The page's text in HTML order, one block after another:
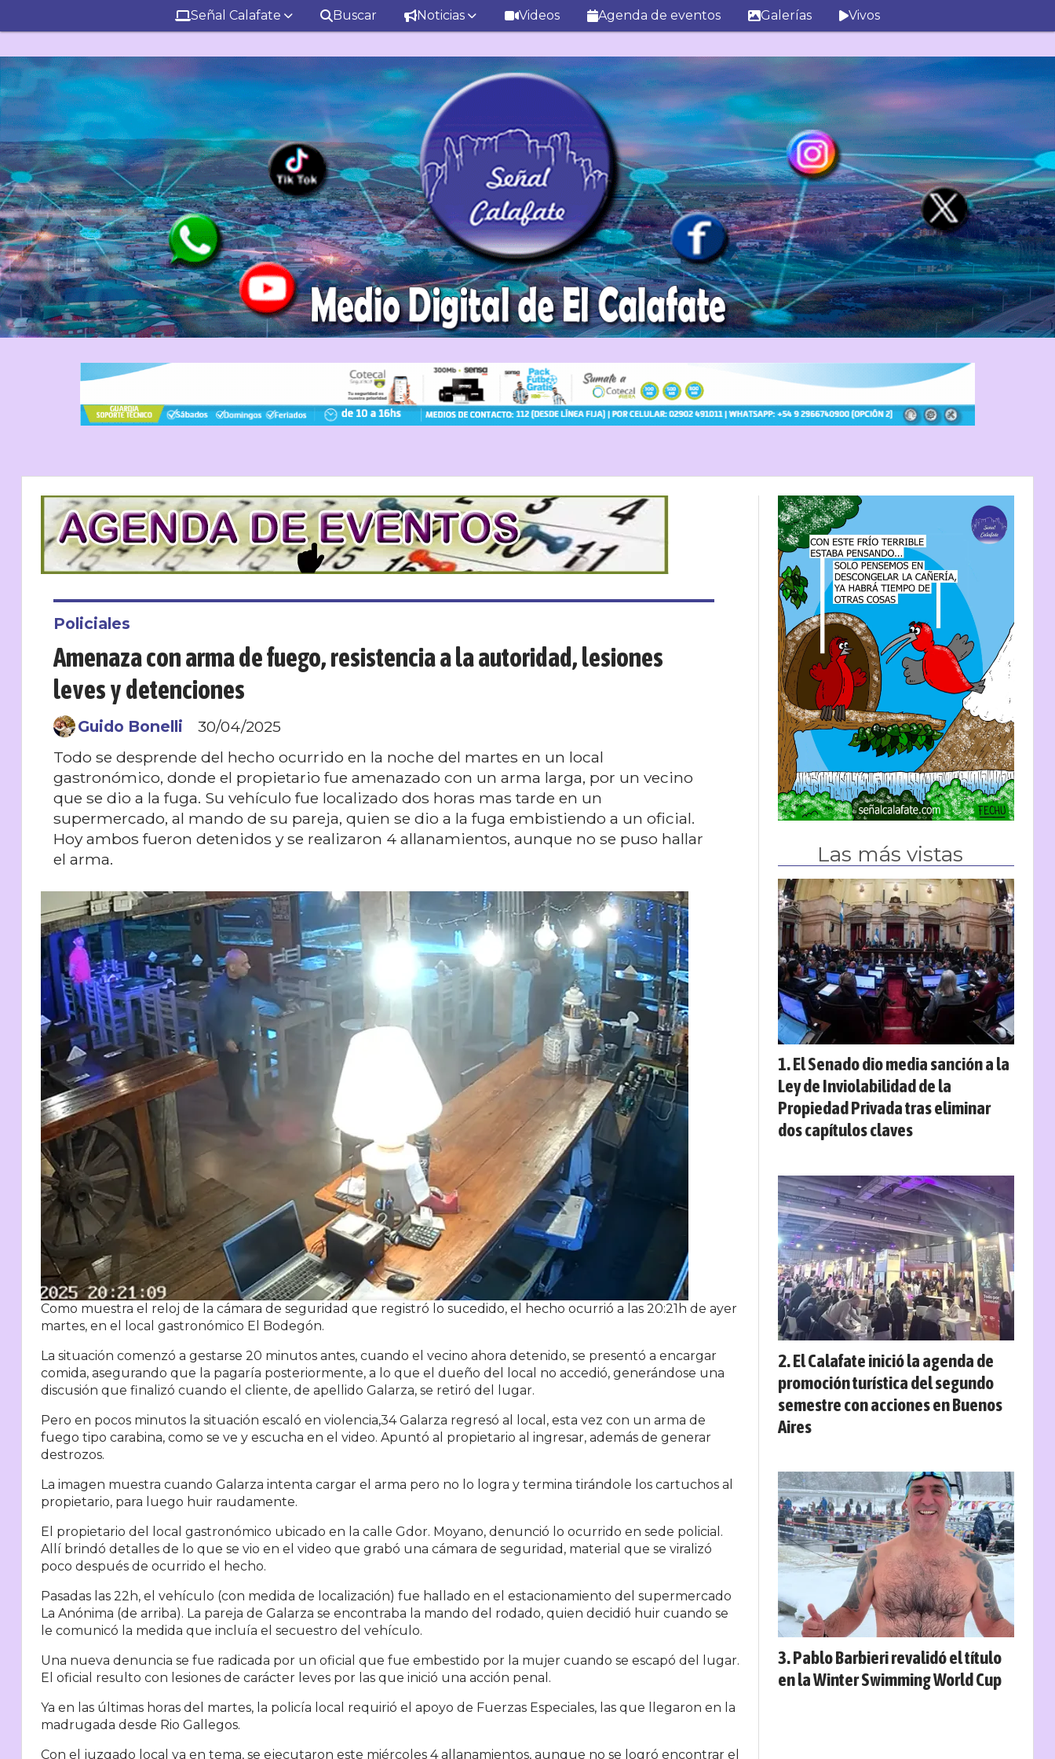
Señal Calafate Buscar Noticias Videos Agenda de eventos Galerías Vivos
Amenaza con arma de fuego, resistencia a la autoridad, lesiones
leves y detenciones
Todo se desprende del hecho ocurrido en la noche del martes en un local
gastronómico, donde el propietario fue amenazado con un arma larga, por un vecino
que se dio a la fuga. Su vehículo fue localizado dos horas mas tarde en un
supermercado, al mando de su pareja, quien se dio a la fuga embistiendo a un oficial.
Hoy ambos fueron detenidos y se realizaron 4 allanamientos, aunque no se puso hallar
el arma.
Policiales
30/04/2025
Guido Bonelli
Como muestra el reloj de la cámara de seguridad que registró lo sucedido, el hecho ocurrió a las 20:21h de ayer
martes, en el local gastronómico El Bodegón.
La situación comenzó a gestarse 20 minutos antes, cuando el vecino ahora detenido, se presentó a encargar
comida, asegurando que la pagaría posteriormente, a lo que el dueño del local no accedió, generándose una
discusión que finalizó cuando el cliente, de apellido Galarza, se retiró del lugar.
Pero en pocos minutos la situación escaló en violencia,34 Galarza regresó al local, esta vez con un arma de
fuego tipo carabina, como se ve y escucha en el video. Apuntó al propietario al ingresar, además de generar
destrozos.
La imagen muestra cuando Galarza intenta cargar el arma pero no lo logra y termina tirándole los cartuchos al
propietario, para luego huir raudamente.
El propietario del local gastronómico ubicado en la calle Gdor. Moyano, denunció lo ocurrido en sede policial.
Allí brindó detalles de lo que se vio en el video que grabó una cámara de seguridad, material que se viralizó
poco después de ocurrido el hecho.
Pasadas las 22h, el vehículo (con medida de localización) fue hallado en el estacionamiento del supermercado
La Anónima (de arriba). La pareja de Galarza se encontraba la mando del rodado, quien decidió huir cuando se
le comunicó la medida que incluía el secuestro del vehículo.
Una nueva denuncia se fue radicada por un oficial que fue embestido por la mujer cuando se escapó del lugar.
El oficial resulto con lesiones de carácter leves por las que inició una acción penal.
Ya en las últimas horas del martes, la policía local requirió el apoyo de Fuerzas Especiales, las que llegaron en la
madrugada desde Rio Gallegos.
Con el juzgado local ya en tema, se ejecutaron este miércoles 4 allanamientos, aunque no se logró encontrar el
Las más vistas
El Senado dio media sanción a la
Ley de Inviolabilidad de la
Propiedad Privada tras eliminar
dos capítulos claves
El Calafate inició la agenda de
promoción turística del segundo
semestre con acciones en Buenos
Aires
Pablo Barbieri revalidó el título
en la Winter Swimming World Cup